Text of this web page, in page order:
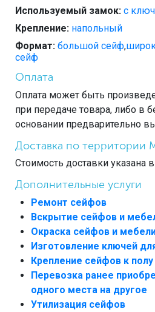
Используемый замок: с
Крепление: напольный
Формат: большой сейф,
сейф
Оплата
Оплата может быть
при передаче товара, либо в
основании предварительно
Доставка по территории
Стоимость доставки указана
Дополнительные услуги
Ремонт сейфов
Вскрытие сейфов и
Окраска сейфов и
Изготовление ключей
Крепление сейфов к полу
Перевозка ранее
одного места на другое
Утилизация сейфов